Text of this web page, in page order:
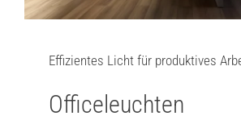
Effizientes Licht für produktives
Officeleuchten